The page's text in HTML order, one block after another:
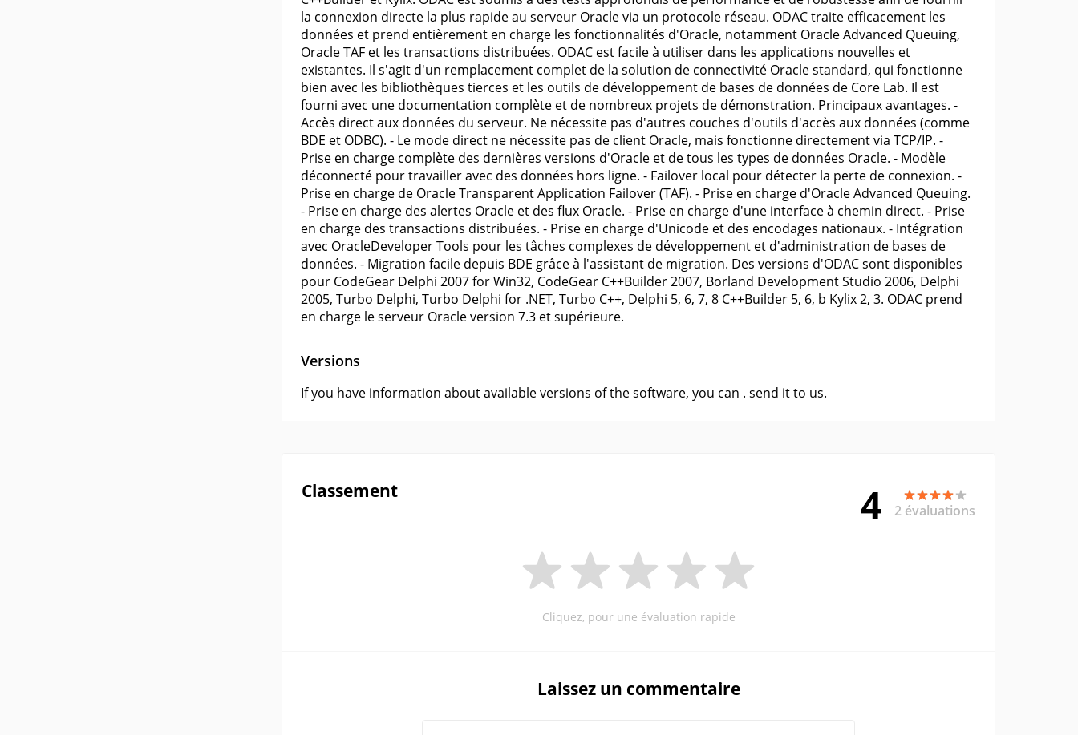
la connexion directe la plus rapide au serveur Oracle via un protocole réseau. ODAC traite efficacement les
données et prend entièrement en charge les fonctionnalités d'Oracle, notamment Oracle Advanced Queuing,
Oracle TAF et les transactions distribuées. ODAC est facile à utiliser dans les applications nouvelles et
existantes. Il s'agit d'un remplacement complet de la solution de connectivité Oracle standard, qui fonctionne
bien avec les bibliothèques tierces et les outils de développement de bases de données de Core Lab. Il est
fourni avec une documentation complète et de nombreux projets de démonstration. Principaux avantages. -
Accès direct aux données du serveur. Ne nécessite pas d'autres couches d'outils d'accès aux données (comme
BDE et ODBC). - Le mode direct ne nécessite pas de client Oracle, mais fonctionne directement via TCP/IP. -
Prise en charge complète des dernières versions d'Oracle et de tous les types de données Oracle. - Modèle
déconnecté pour travailler avec des données hors ligne. - Failover local pour détecter la perte de connexion. -
Prise en charge de Oracle Transparent Application Failover (TAF). - Prise en charge d'Oracle Advanced Queuing.
- Prise en charge des alertes Oracle et des flux Oracle. - Prise en charge d'une interface à chemin direct. - Prise
en charge des transactions distribuées. - Prise en charge d'Unicode et des encodages nationaux. - Intégration
avec OracleDeveloper Tools pour les tâches complexes de développement et d'administration de bases de
données. - Migration facile depuis BDE grâce à l'assistant de migration. Des versions d'ODAC sont disponibles
pour CodeGear Delphi 2007 for Win32, CodeGear C++Builder 2007, Borland Development Studio 2006, Delphi
2005, Turbo Delphi, Turbo Delphi for .NET, Turbo C++, Delphi 5, 6, 7, 8 C++Builder 5, 6, b Kylix 2, 3. ODAC prend
en charge le serveur Oracle version 7.3 et supérieure.
Versions
If you have information about available versions of the software, you can . send it to us.
Classement 4 2 évaluations
Cliquez, pour une évaluation rapide
Laissez un commentaire